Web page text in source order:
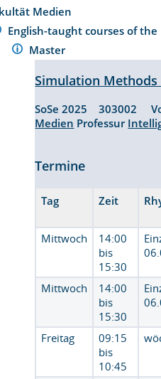
Medien
English-taught courses of the
Master
Simulation Methods
SoSe 2025 303002
Medien Professur
Termine
Tag Zeit
Mittwoch
14:00
bis
15:30
Mittwoch
14:00
bis
15:30
Freitag
09:15
bis
10:45